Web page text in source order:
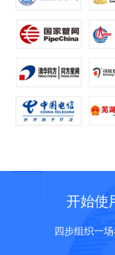
开始使
四步组织一